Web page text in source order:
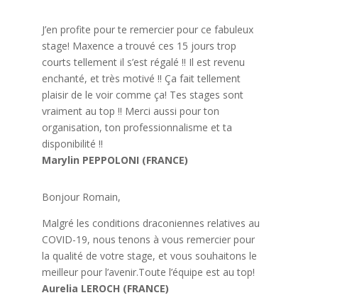
J’en profite pour te remercier pour ce fabuleux
stage! Maxence a trouvé ces 15 jours trop
courts tellement il s’est régalé !! Il est revenu
enchanté, et très motivé !! Ça fait tellement
plaisir de le voir comme ça! Tes stages sont
vraiment au top !! Merci aussi pour ton
organisation, ton professionnalisme et ta
disponibilité !!
Marylin PEPPOLONI (FRANCE)
Bonjour Romain,
Malgré les conditions draconiennes relatives au
COVID-19, nous tenons à vous remercier pour
la qualité de votre stage, et vous souhaitons le
meilleur pour l’avenir.Toute l’équipe est au top!
Aurelia LEROCH (FRANCE)